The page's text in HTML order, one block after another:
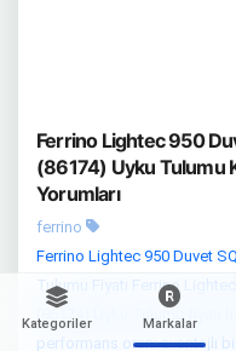
Kategoriler Markalar
Ferrino Lightec 950
(86174) Uyku Tulumu
Yorumları
ferrino
Ferrino Lightec 950 Duvet
Tulumu Fiyatı Ferrino
(86174) Uyku Tulumu fiyatı
performans oranı avantajlı